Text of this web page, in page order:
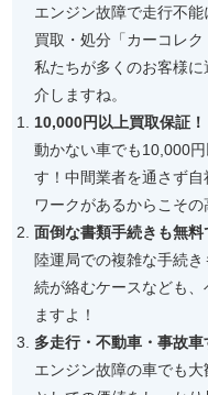
エンジン故障で走行不
買取・処分「カーコレク
私たちが多くのお客様
介しますね。
10,000円以上買取保証！
動かない車でも10,000
す！中間業者を通さず
ワークがあるからこその
面倒な書類手続きも無料
陸運局での複雑な手続
続が絡むケースなども
ますよ！
多走行・不動車・事故車
エンジン故障の車でも